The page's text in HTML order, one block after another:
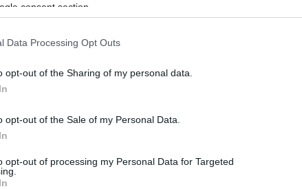
consent section.
Data Processing Opt Outs
opt-out of the Sharing of my personal data.
opt-out of the Sale of my Personal Data.
opt-out of processing my Personal Data for Targeted
nem tudod
kattints!